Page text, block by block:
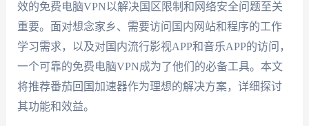
效的免费电脑VPN以解决国区限制和网络安全问题至关
重要。面对想念家乡、需要访问国内网站和程序的工作
学习需求，以及对国内流行影视APP和音乐APP的访问，
一个可靠的免费电脑VPN成为了他们的必备工具。本文
将推荐番茄回国加速器作为理想的解决方案，详细探讨
其功能和效益。